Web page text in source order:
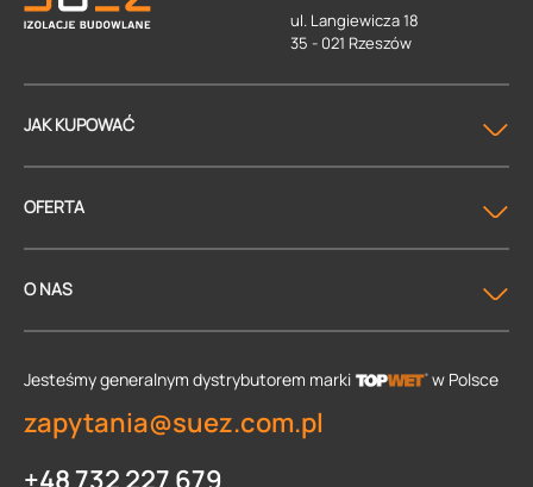
ul. Langiewicza 18
35 - 021 Rzeszów
JAK KUPOWAĆ
OFERTA
O NAS
Jesteśmy generalnym dystrybutorem marki w Polsce
zapytania@suez.com.pl